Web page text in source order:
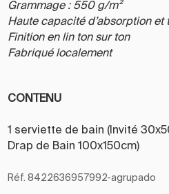
Grammage : 550 g/m²
Haute capacité d’absorption et
Finition en lin ton sur ton
Fabriqué localement
CONTENU
1 serviette de bain (Invité
Drap de Bain 100x150cm)
Réf. 8422636957992-agrupado